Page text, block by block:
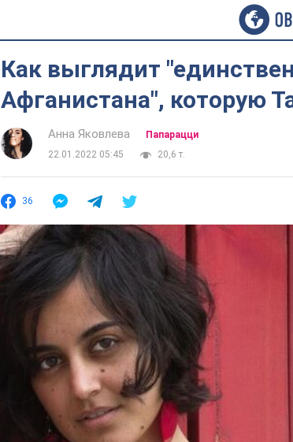
Как выглядит
Афганистана", которую
Анна Яковлева
Папарацци
22.01.2022 05:45
20,6 т.
36